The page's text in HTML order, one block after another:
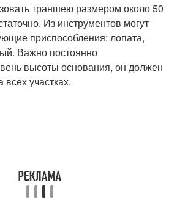
траншею размером около 50
Из инструментов могут
приспособления: лопата,
Важно постоянно
высоты основания, он должен
участках.